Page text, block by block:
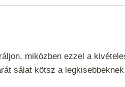
miközben ezzel a
sálat kötsz a